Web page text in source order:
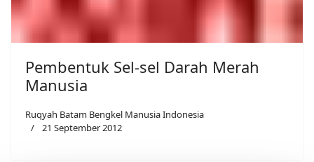
Pembentuk Sel-sel Darah Merah
Manusia
Ruqyah Batam Bengkel Manusia Indonesia
21 September 2012